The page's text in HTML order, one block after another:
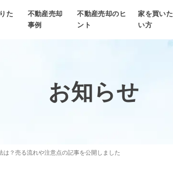
た
不動産売却
事例
不動産売却のヒ
ント
家を買いた
い方
お知らせ
は？売る流れや注意点の記事を公開しました